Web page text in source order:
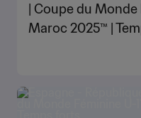
| Coupe du Monde
Maroc 2025™ |